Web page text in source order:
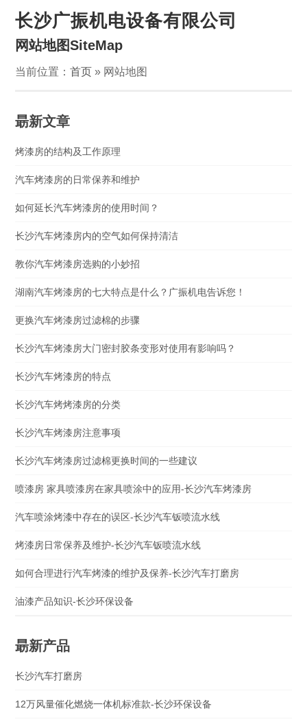
长沙广振机电设备有限公司
网站地图SiteMap
当前位置：首页 » 网站地图
朂新文章
烤漆房的结构及工作原理
汽车烤漆房的日常保养和维护
如何延长汽车烤漆房的使用时间？
长沙汽车烤漆房内的空气如何保持清洁
教你汽车烤漆房选购的小妙招
湖南汽车烤漆房的七大特点是什么？广振机电告诉您！
更换汽车烤漆房过滤棉的步骤
长沙汽车烤漆房大门密封胶条变形对使用有影响吗？
长沙汽车烤漆房的特点
长沙汽车烤烤漆房的分类
长沙汽车烤漆房注意事项
长沙汽车烤漆房过滤棉更换时间的一些建议
喷漆房 家具喷漆房在家具喷涂中的应用-长沙汽车烤漆房
汽车喷涂烤漆中存在的误区-长沙汽车钣喷流水线
烤漆房日常保养及维护-长沙汽车钣喷流水线
如何合理进行汽车烤漆的维护及保养-长沙汽车打磨房
油漆产品知识-长沙环保设备
朂新产品
长沙汽车打磨房
12万风量催化燃烧一体机标准款-长沙环保设备